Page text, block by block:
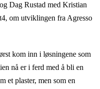
Dag Rustad med Kristian
om utviklingen fra Agresso
kom inn i løsningene som
nå er i ferd med å bli en
et plaster, men som en